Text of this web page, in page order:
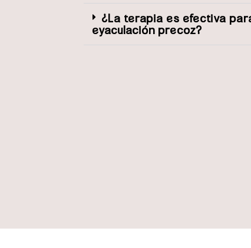
¿La terapia es efectiva
eyaculación precoz?